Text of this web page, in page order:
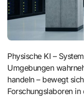
Physische KI – Systeme, die dreidimensionale
Umgebungen
handeln – bewegt
Forschungslaboren